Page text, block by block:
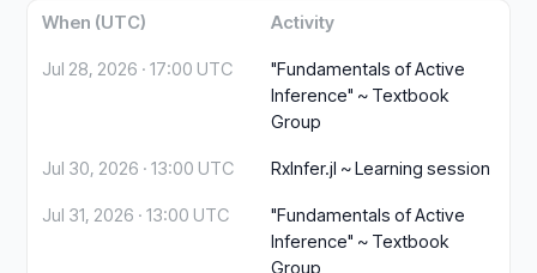
When (UTC) Activity
Jul 28, 2026 · 17:00 UTC
"Fundamentals of Active
Inference" ~ Textbook
Group
Jul 30, 2026 · 13:00 UTC RxInfer.jl ~ Learning session
Jul 31, 2026 · 13:00 UTC
"Fundamentals of Active
Inference" ~ Textbook
Group